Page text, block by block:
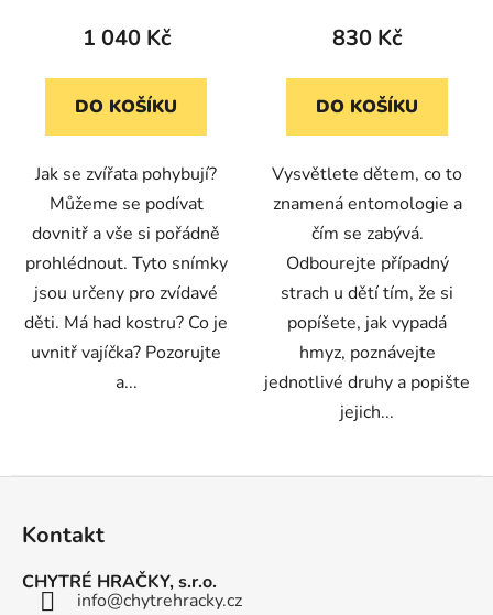
1 040 Kč
DO KOŠÍKU
Jak se zvířata pohybují?
Můžeme se podívat
dovnitř a vše si pořádně
prohlédnout. Tyto snímky
jsou určeny pro zvídavé
děti. Má had kostru? Co je
uvnitř vajíčka? Pozorujte
a...
rentgenových snímků
830 Kč
DO KOŠÍKU
Vysvětlete dětem, co to
znamená entomologie a
čím se zabývá.
Odbourejte případný
strach u dětí tím, že si
popíšete, jak vypadá
hmyz, poznávejte
jednotlivé druhy a popište
jejich...
Kontakt
CHYTRÉ HRAČKY, s.r.o.
info@chytrehracky.cz